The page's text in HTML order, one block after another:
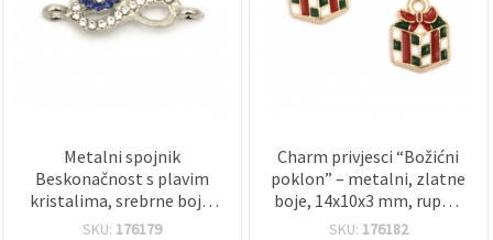
Metalni spojnik
Beskonačnost s plavim
kristalima, srebrne boje,
24x10x4 mm, rupa: 1,5
SKU: 176179
Charm privjesci “Božićni
poklon” – metalni, zlatne
boje, 14x10x3 mm, rupa 1
mm – 2 kom za
SKU: 176182